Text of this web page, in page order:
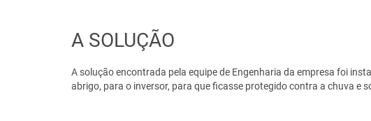
A SOLUÇÃO
A solução encontrada pela equipe de Engenharia da empresa foi
abrigo, para o inversor, para que ficasse protegido contra a chuva